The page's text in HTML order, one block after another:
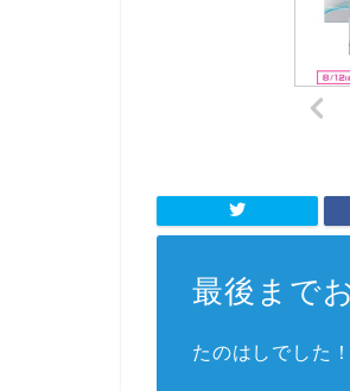
最後まで
たのはしでした！